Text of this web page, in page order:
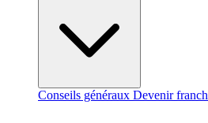
Conseils généraux Devenir